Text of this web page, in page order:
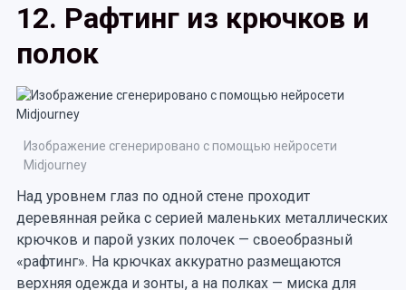
12. Рафтинг из крючков и
полок
Изображение сгенерировано с помощью нейросети
Midjourney
Над уровнем глаз по одной стене проходит
деревянная рейка с серией маленьких металлических
крючков и парой узких полочек — своеобразный
«рафтинг». На крючках аккуратно размещаются
верхняя одежда и зонты, а на полках — миска для